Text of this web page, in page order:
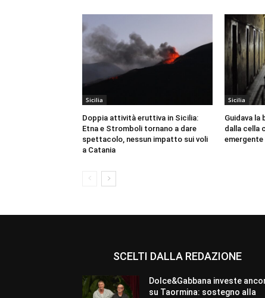
Sicilia
Doppia attività eruttiva in Sicilia:
Etna e Stromboli tornano a dare
spettacolo, nessun impatto sui voli
a Catania
Sicilia
Guidava la
dalla cella
emergente
SCELTI DALLA REDAZIONE
Dolce&Gabbana investe
su Taormina: sostegno alla